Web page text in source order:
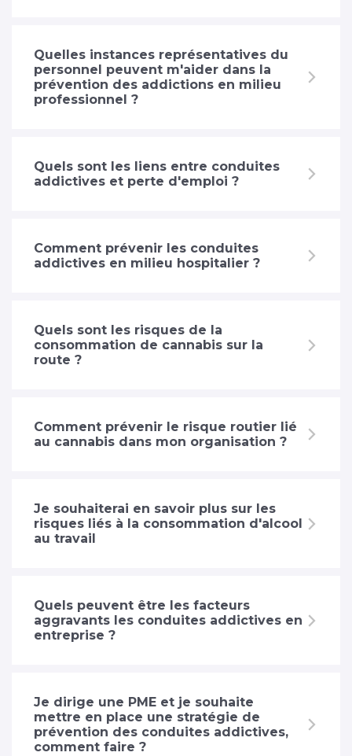
Quelles instances représentatives du
personnel peuvent m'aider dans la
prévention des addictions en milieu
professionnel ?
Quels sont les liens entre conduites
addictives et perte d'emploi ?
Comment prévenir les conduites
addictives en milieu hospitalier ?
Quels sont les risques de la
consommation de cannabis sur la
route ?
Comment prévenir le risque routier lié
au cannabis dans mon organisation ?
Je souhaiterai en savoir plus sur les
risques liés à la consommation d'alcool
au travail
Quels peuvent être les facteurs
aggravants les conduites addictives en
entreprise ?
Je dirige une PME et je souhaite
mettre en place une stratégie de
prévention des conduites addictives,
comment faire ?